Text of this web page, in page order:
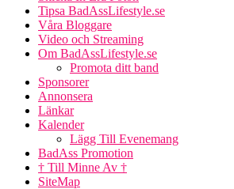
Tipsa BadAssLifestyle.se
Våra Bloggare
Video och Streaming
Om BadAssLifestyle.se
Promota ditt band
Sponsorer
Annonsera
Länkar
Kalender
Lägg Till Evenemang
BadAss Promotion
† Till Minne Av †
SiteMap